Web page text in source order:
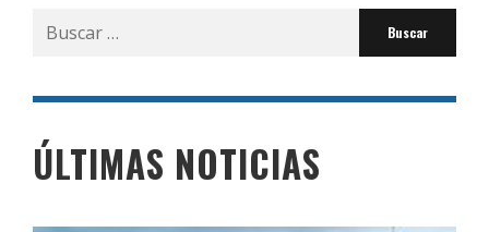
Buscar
por:
ÚLTIMAS NOTICIAS